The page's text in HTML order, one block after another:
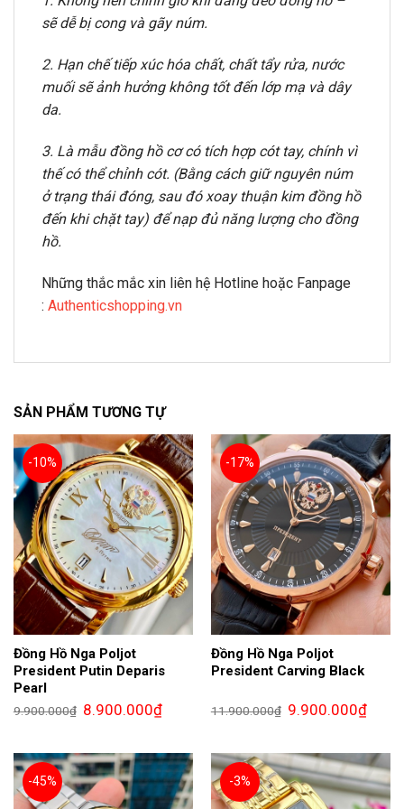
sẽ dễ bị cong và gãy núm.
2. Hạn chế tiếp xúc hóa chất, chất tẩy rửa, nước
muối sẽ ảnh hưởng không tốt đến lớp mạ và dây
da.
3. Là mẫu đồng hồ cơ có tích hợp cót tay, chính vì
thế có thể chỉnh cót. (Bằng cách giữ nguyên núm
ở trạng thái đóng, sau đó xoay thuận kim đồng hồ
đến khi chặt tay) để nạp đủ năng lượng cho đồng
hồ.
Những thắc mắc xin liên hệ Hotline hoặc Fanpage
: Authenticshopping.vn
SẢN PHẨM TƯƠNG TỰ
-10%
Đồng Hồ Nga Poljot
President Putin Deparis
Pearl
9.900.000₫ Giá
gốc
8.900.000₫Giá
hiện
8.900.000₫.
-17%
Đồng Hồ Nga Poljot
President Carving Black
11.900.000₫ Giá
gốc
9.900.000₫Giá
hiện
-45%
-3%